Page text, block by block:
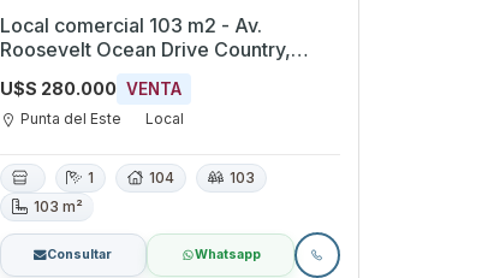
Local comercial 103 m2 - Av.
Roosevelt Ocean Drive Country,
Punta del Este
U$S 280.000 VENTA
Punta del Este Local
1 104
103
103 m²
Consultar Whatsapp